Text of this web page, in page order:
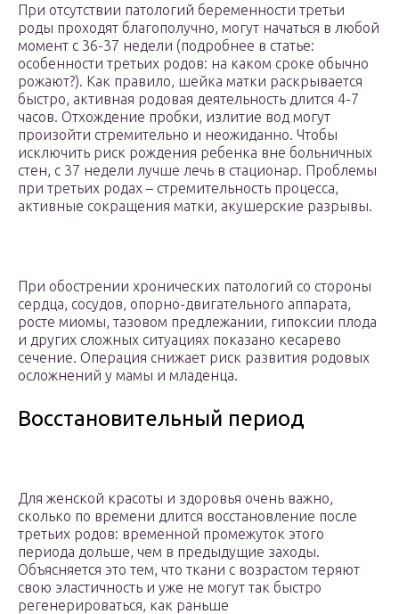
При отсутствии патологий беременности третьи
роды проходят благополучно, могут начаться в любой
момент с 36-37 недели (подробнее в статье:
особенности третьих родов: на каком сроке обычно
рожают?). Как правило, шейка матки раскрывается
быстро, активная родовая деятельность длится 4-7
часов. Отхождение пробки, излитие вод могут
произойти стремительно и неожиданно. Чтобы
исключить риск рождения ребенка вне больничных
стен, с 37 недели лучше лечь в стационар. Проблемы
при третьих родах – стремительность процесса,
активные сокращения матки, акушерские разрывы.
При обострении хронических патологий со стороны
сердца, сосудов, опорно-двигательного аппарата,
росте миомы, тазовом предлежании, гипоксии плода
и других сложных ситуациях показано кесарево
сечение. Операция снижает риск развития родовых
осложнений у мамы и младенца.
Восстановительный период
Для женской красоты и здоровья очень важно,
сколько по времени длится восстановление после
третьих родов: временной промежуток этого
периода дольше, чем в предыдущие заходы.
Объясняется это тем, что ткани с возрастом теряют
свою эластичность и уже не могут так быстро
регенерироваться, как раньше